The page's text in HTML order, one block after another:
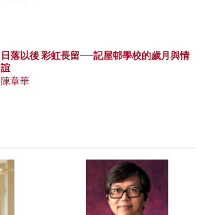
日落以後 彩虹長留──記屋邨學校的歲月與情
誼
陳章華